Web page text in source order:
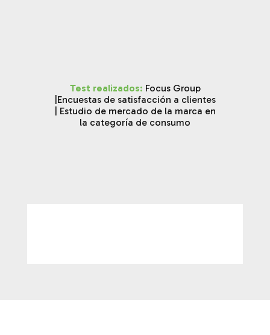
Test realizados: Focus Group
Encuestas de satisfacción a clientes
| Estudio de mercado de la marca en
la categoría de consumo